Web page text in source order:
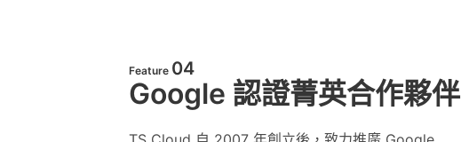
Feature 04
Google 認證菁英合作夥伴